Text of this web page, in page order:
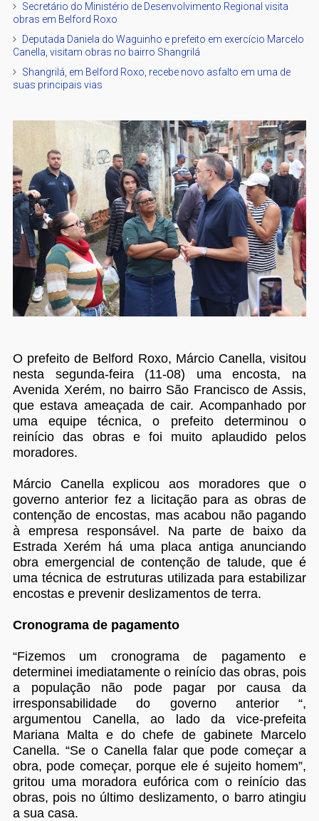
Secretário do Ministério de Desenvolvimento Regional visita
obras em Belford Roxo
Deputada Daniela do Waguinho e prefeito em exercício Marcelo
Canella, visitam obras no bairro Shangrilá
Shangrilá, em Belford Roxo, recebe novo asfalto em uma de
suas principais vias
O prefeito de Belford Roxo, Márcio Canella, visitou
nesta segunda-feira (11-08) uma encosta, na
Avenida Xerém, no bairro São Francisco de Assis,
que estava ameaçada de cair. Acompanhado por
uma equipe técnica, o prefeito determinou o
reinício das obras e foi muito aplaudido pelos
moradores.
Márcio Canella explicou aos moradores que o
governo anterior fez a licitação para as obras de
contenção de encostas, mas acabou não pagando
à empresa responsável. Na parte de baixo da
Estrada Xerém há uma placa antiga anunciando
obra emergencial de contenção de talude, que é
uma técnica de estruturas utilizada para estabilizar
encostas e prevenir deslizamentos de terra.
Cronograma de pagamento
“Fizemos um cronograma de pagamento e
determinei imediatamente o reinício das obras, pois
a população não pode pagar por causa da
irresponsabilidade do governo anterior “,
argumentou Canella, ao lado da vice-prefeita
Mariana Malta e do chefe de gabinete Marcelo
Canella. “Se o Canella falar que pode começar a
obra, pode começar, porque ele é sujeito homem”,
gritou uma moradora eufórica com o reinício das
obras, pois no último deslizamento, o barro atingiu
a sua casa.